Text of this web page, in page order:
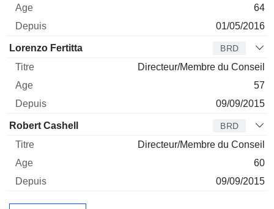
64
01/05/2016
Lorenzo Fertitta BRD
Directeur/Membre du Conseil
57
09/09/2015
Robert Cashell BRD
Directeur/Membre du Conseil
60
09/09/2015